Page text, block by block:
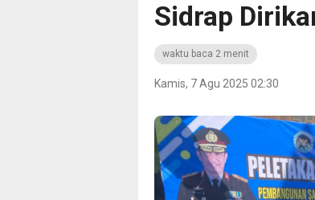
Sidrap
waktu baca 2 menit
Kamis, 7 Agu 2025 02:30